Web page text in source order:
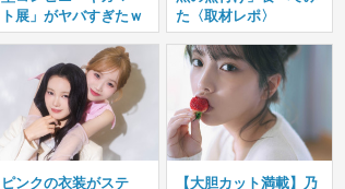
ト展」がヤバすぎたｗ
た〈取材レポ〉
ピンクの衣装がステ 【大胆カット満載】乃